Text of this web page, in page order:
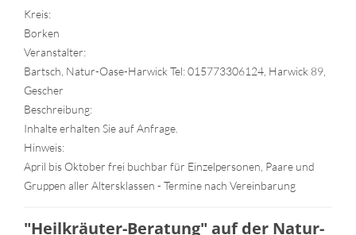
Kreis:
Borken
Veranstalter:
Bartsch, Natur-Oase-Harwick Tel: 015773306124, Harwick 89,
Gescher
Beschreibung:
Inhalte erhalten Sie auf Anfrage.
Hinweis:
April bis Oktober frei buchbar für Einzelpersonen, Paare und
Gruppen aller Altersklassen - Termine nach Vereinbarung
"Heilkräuter-Beratung" auf der Natur-